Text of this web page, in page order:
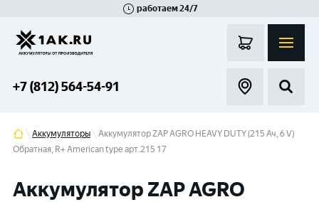
работаем 24/7
+7 (812) 564-54-91
Аккумуляторы
Аккумулятор ZAP AGRO HEAVY DUTY (215 Ач, 6 V)
Обратная, R+ American type арт.215 17
Аккумулятор ZAP AGRO
Гатчина